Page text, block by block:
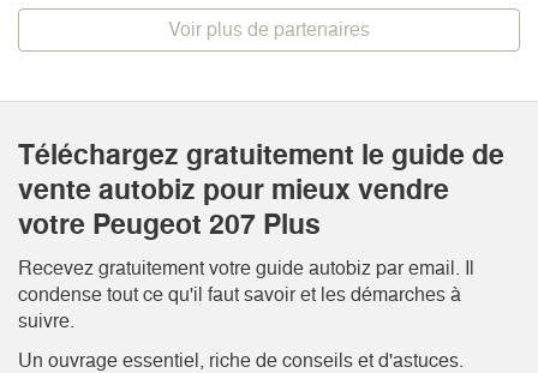
Voir plus de partenaires
Téléchargez gratuitement le guide de
vente autobiz pour mieux vendre
votre Peugeot 207 Plus
Recevez gratuitement votre guide autobiz par email. Il
condense tout ce qu'il faut savoir et les démarches à
suivre.
Un ouvrage essentiel, riche de conseils et d'astuces.